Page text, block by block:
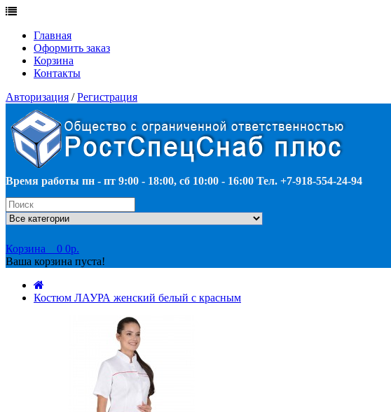
Главная
Оформить заказ
Корзина
Контакты
Авторизация / Регистрация
Время работы пн - пт 9:00 - 18:00, сб 10:00 - 16:00 Тел. +7-918-554-24-94
Корзина 0 0р.
Ваша корзина пуста!
Костюм ЛАУРА женский белый с красным